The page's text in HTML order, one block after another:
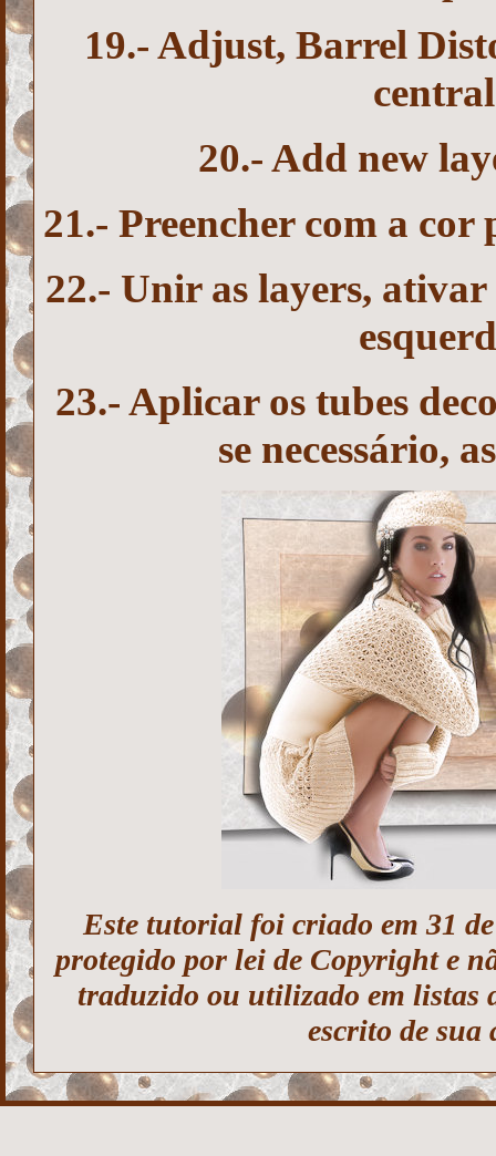
19.- Adjust, Barrel
20.- Add new
21.- Preencher com a
22.- Unir as layers,
23.- Aplicar os tubes
se necessário,
Este tutorial foi criado em 31
protegido por lei de Copyright e
traduzido ou utilizado em listas
escrito de